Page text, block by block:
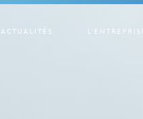
ACTUALITÉS